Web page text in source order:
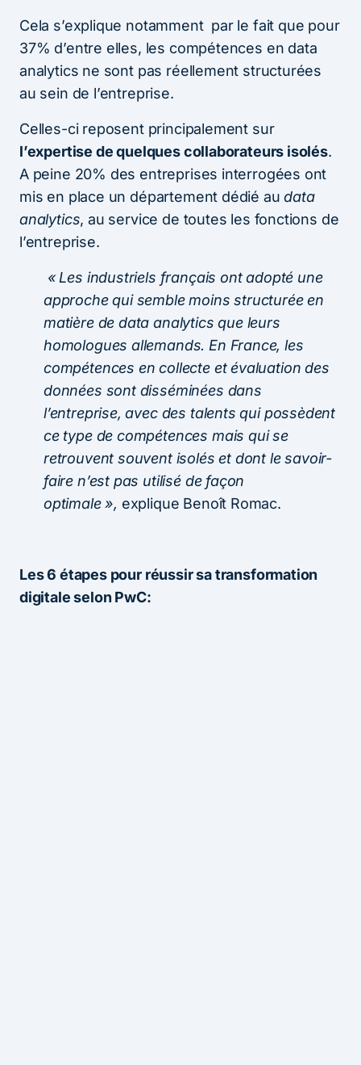
Cela s’explique notamment par le fait que pour
37% d’entre elles, les compétences en data
analytics ne sont pas réellement structurées
au sein de l’entreprise.
Celles-ci reposent principalement sur
l’expertise de quelques collaborateurs isolés.
A peine 20% des entreprises interrogées ont
mis en place un département dédié audata
analytics, au service de toutes les fonctions de
l’entreprise.
« Les industriels français ont adopté une
approche qui semble moins structurée en
matière de data analytics que leurs
homologues allemands. En France, les
compétences en collecte et évaluation des
données sont disséminées dans
l’entreprise, avec des talents qui possèdent
ce type de compétences mais qui se
retrouvent souvent isolés et dont le savoir-
faire n’est pas utilisé de façon
optimale », explique Benoît Romac.
Les 6 étapes pour réussir sa transformation
digitale selon PwC: